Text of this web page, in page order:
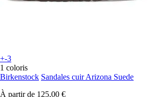
+-3
1 coloris
Birkenstock Sandales cuir Arizona Suede
À partir de 125,00 €